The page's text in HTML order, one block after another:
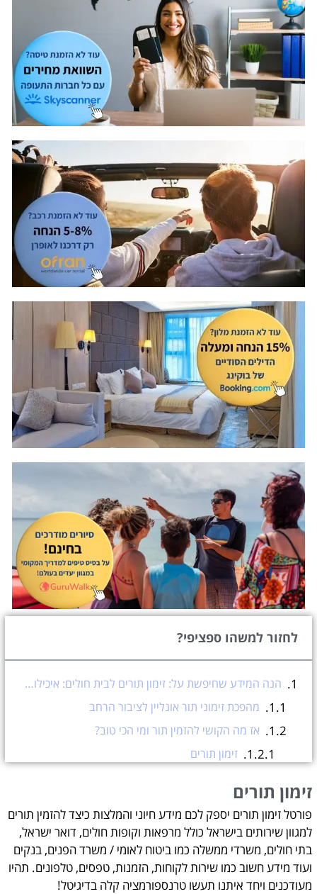
לחזור למשהו ספציפי?
הנה המידע שחיפשת על: זימון תורים לבית חולים: איכילוב, תל השומר, וולפסון, זיו
מהפכת זימוני תור אונליין לציבור הרחב
אז מה הקושי להזמין תור ומי הכי טוב?
זימון תורים
זימון תורים
פורטל זימון תורים יספק לכם מידע חיוני והמלצות כיצד להזמין תורים
למגוון שירותים בישראל כולל מרפאות וקופות חולים, דואר ישראל,
בתי חולים, משרדי ממשלה כמו ביטוח לאומי / משרד הפנים, בנקים
ועוד מידע חשוב כמו שירות לקוחות, הזמנות, טפסים, טלפונים. תהיו
מעודכנים ויחד איתנו תעשו טרנספורמציה קלה בדיגיטל!